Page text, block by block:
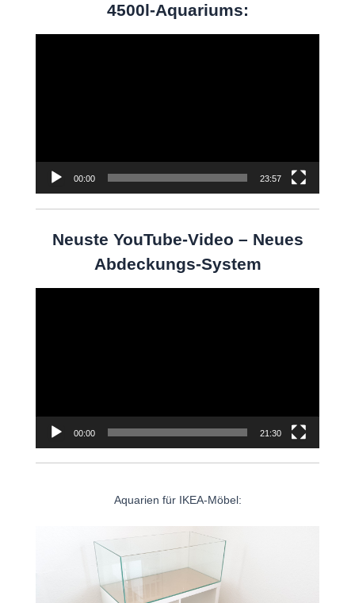
4500l-Aquariums:
00:00 23:57
Neuste YouTube-Video – Neues
Abdeckungs-System
00:00 21:30
Aquarien für IKEA-Möbel: